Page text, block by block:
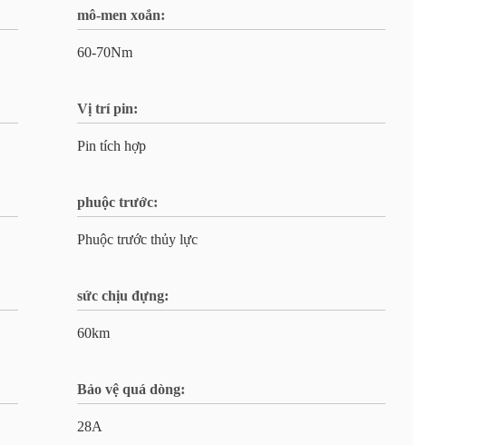
mô-men xoắn:
60-70Nm
Vị trí pin:
Pin tích hợp
phuộc trước:
Phuộc trước thủy lực
sức chịu đựng:
60km
Bảo vệ quá dòng:
28A